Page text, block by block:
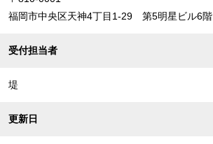
福岡市中央区天神4丁目1-29 第5明星ビル6階
受付担当者
堤
更新日